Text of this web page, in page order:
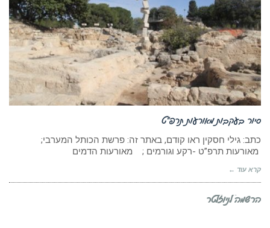
סיור בעקבות מאורעות תרפ”ט
כתב: גילי חסקין ראו קודם, באתר זה: פרשת הכותל המערבי;
מאורעות תרפ”ט -רקע וגורמים ; מאורעות הדמים
קרא עוד ←
הרשמה לניוזלטר